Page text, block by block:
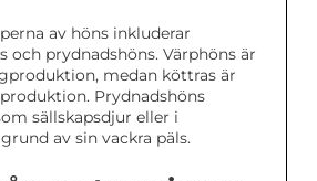
av höns inkluderar
och prydnadshöns. Värphöns är
medan köttras är
Prydnadshöns
sällskapsdjur eller i
av sin vackra päls.